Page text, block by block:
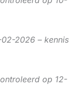
2026 – kennis
op 12-